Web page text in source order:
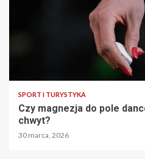
SPORT I TURYSTYKA
Czy magnezja do pole
chwyt?
30 marca, 2026